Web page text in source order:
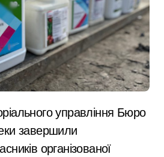
завершили
організованої